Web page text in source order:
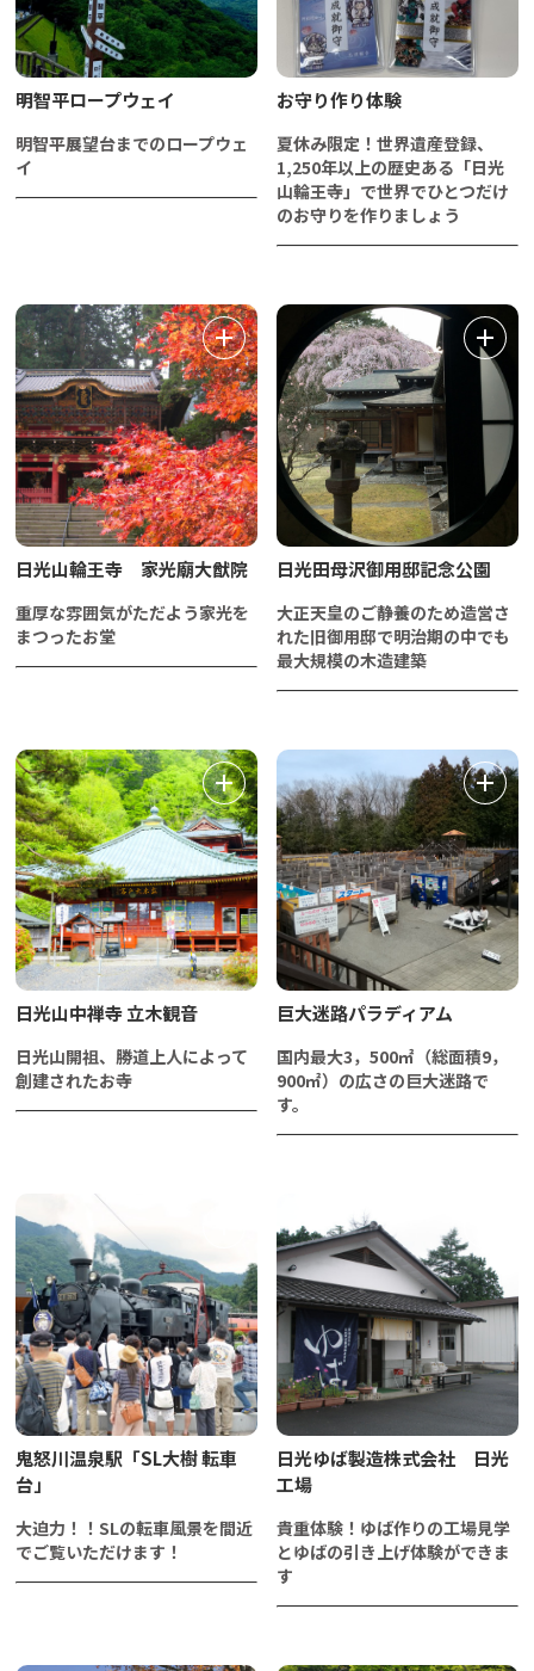
明智平ロープウェイ
明智平展望台までのロープウェ
イ
お守り作り体験
夏休み限定！世界遺産登録、
1,250年以上の歴史ある「日光
山輪王寺」で世界でひとつだけ
のお守りを作りましょう
日光山輪王寺 家光廟大猷院
重厚な雰囲気がただよう家光を
まつったお堂
日光田母沢御用邸記念公園
大正天皇のご静養のため造営さ
れた旧御用邸で明治期の中でも
最大規模の木造建築
日光山中禅寺 立木観音
日光山開祖、勝道上人によって
創建されたお寺
巨大迷路パラディアム
国内最大3，500㎡（総面積9，
900㎡）の広さの巨大迷路で
す。
鬼怒川温泉駅「SL大樹 転車
台」
大迫力！！SLの転車風景を間近
でご覧いただけます！
日光ゆば製造株式会社 日光
工場
貴重体験！ゆば作りの工場見学
とゆばの引き上げ体験ができま
す